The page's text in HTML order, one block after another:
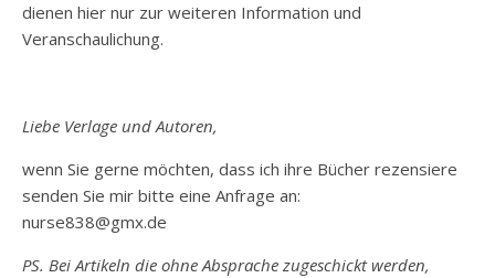
dienen hier nur zur weiteren Information und
Veranschaulichung.
Liebe Verlage und Autoren,
wenn Sie gerne möchten, dass ich ihre Bücher rezensiere
senden Sie mir bitte eine Anfrage an:
nurse838@gmx.de
PS. Bei Artikeln die ohne Absprache zugeschickt werden,